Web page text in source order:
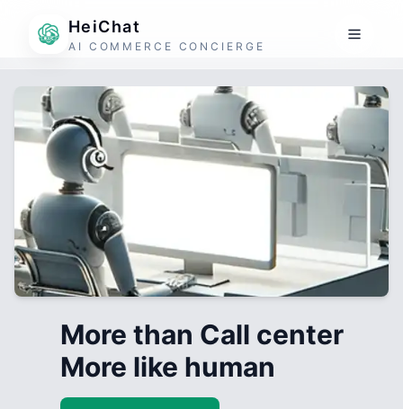
HeiChat
AI COMMERCE CONCIERGE
More than Call center
More like human